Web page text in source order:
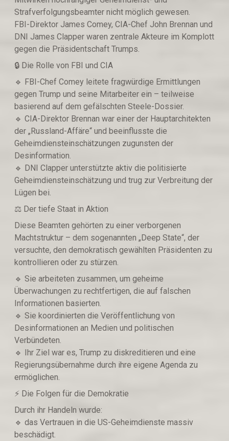
Strafverfolgungsbeamter nicht möglich gewesen.
FBI-Direktor James Comey, CIA-Chef John Brennan und
DNI James Clapper waren zentrale Akteure im Komplott
gegen die Präsidentschaft Trumps.
🔒 Die Rolle von FBI und CIA
🔹️ FBI-Chef Comey leitete fragwürdige Ermittlungen
gegen Trump und seine Mitarbeiter ein – teilweise
basierend auf dem gefälschten Steele-Dossier.
🔹️ CIA-Direktor Brennan war einer der Hauptarchitekten
der „Russland-Affäre“ und beeinflusste die
Geheimdiensteinschätzungen zugunsten der
Desinformation.
🔹️ DNI Clapper unterstützte aktiv die politisierte
Geheimdiensteinschätzung und trug zur Verbreitung der
Lügen bei.
⚖️ Der tiefe Staat in Aktion
Diese Beamten gehörten zu einer verborgenen
Machtstruktur – dem sogenannten „Deep State“, der
versuchte, den demokratisch gewählten Präsidenten zu
kontrollieren oder zu stürzen.
🔹️ Sie arbeiteten zusammen, um geheime
Überwachungen zu rechtfertigen, die auf falschen
Informationen basierten.
🔹️ Sie koordinierten die Veröffentlichung von
Desinformationen an Medien und politischen
Verbündeten.
🔹️ Ihr Ziel war es, Trump zu diskreditieren und eine
Regierungsübernahme durch ihre eigene Agenda zu
ermöglichen.
⚡️ Die Folgen für die Demokratie
Durch ihr Handeln wurde:
🔹️ das Vertrauen in die US-Geheimdienste massiv
beschädigt.